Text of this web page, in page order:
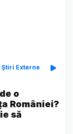
Știri Externe
o
României?
să